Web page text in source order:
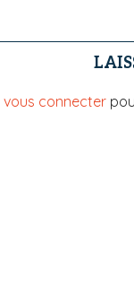
vous connecter